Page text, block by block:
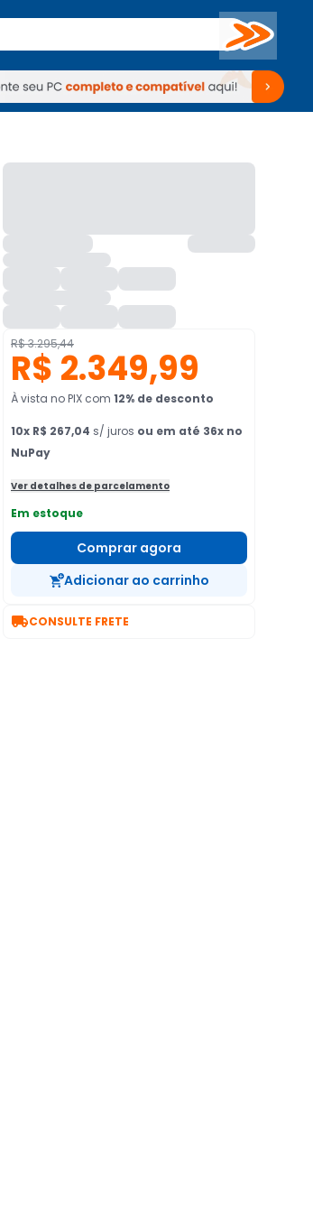
Buscar
Periféricos TV Venda no KaBuM!
TV Venda no KaBuM!
R$ 3.295,44
R$ 2.349,99
À vista no PIX com 12% de desconto
10x R$ 267,04 s/ juros ou em até 36x no
NuPay
Ver detalhes de parcelamento
Em estoque
Comprar agora
Adicionar ao carrinho
CONSULTE FRETE